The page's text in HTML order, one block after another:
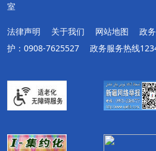
室
法律声明 关于我们 网站地图 政
护：0908-7625527
政务服务热线